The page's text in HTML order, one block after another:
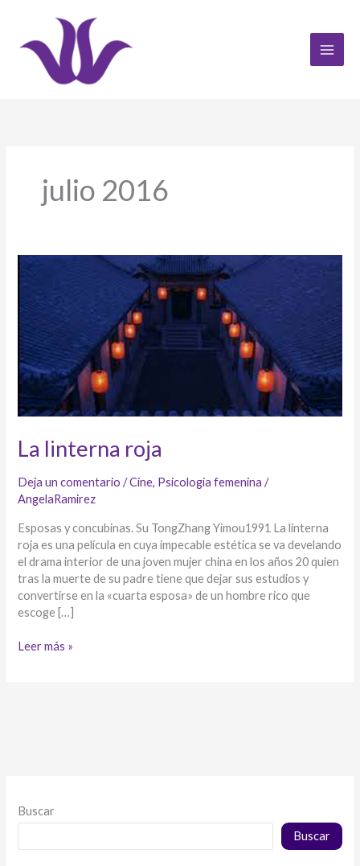
contenido
julio 2016
La linterna roja
Deja un comentario /Cine, Psicología femenina /
AngelaRamirez
Esposas y concubinas. Su TongZhang Yimou1991 La linterna
roja es una película en cuya impecable estética se va develando
el drama interior de una joven mujer china en los años 20 quien
tras la muerte de su padre tiene que dejar sus estudios y
convertirse en la «cuarta esposa» de un hombre rico que
escoge […]
La
Leer más »
Buscar
Buscar